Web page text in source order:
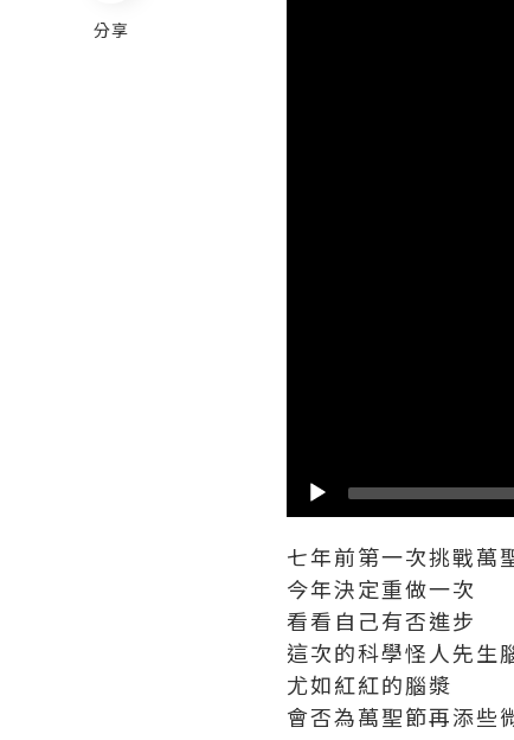
七年前第一次挑戰萬
今年決定重做一次
看看自己有否進步
這次的科學怪人先生
尤如紅紅的腦漿
會否為萬聖節再添些
分享